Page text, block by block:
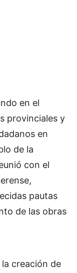
en el
provinciales y
en
de la
con el
pautas
de las obras
creación de